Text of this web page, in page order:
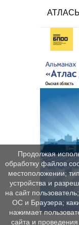
Продолжая
обработку файлов
местоположении;
устройства и
на сайт
ОС и Браузера;
нажимает
сайта и проведения